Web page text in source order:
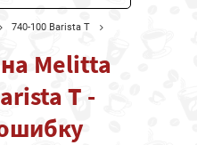
740-100 Barista T
Melitta
T -